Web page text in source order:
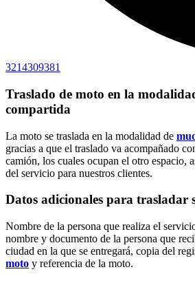
3214309381
Traslado de moto en la
compartida
La moto se traslada en la modalidad de
gracias a que el traslado va acompañado
camión, los cuales ocupan el otro espacio,
del servicio para nuestros clientes.
Datos adicionales para trasladar
Nombre de la persona que realiza el
nombre y documento de la persona que
ciudad en la que se entregará, copia del
moto y referencia de la moto.